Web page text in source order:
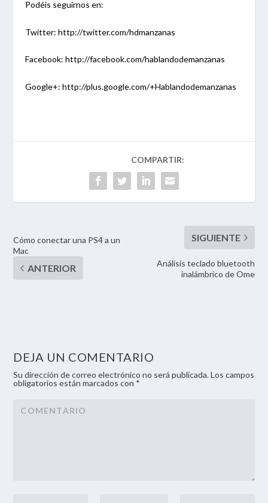
Podéis seguirnos en:
Twitter: http://twitter.com/hdmanzanas
Facebook: http://facebook.com/hablandodemanzanas
Google+: http://plus.google.com/+Hablandodemanzanas
Cómo conectar una PS4 a un
Mac
Análisis teclado bluetooth
inalámbrico de Ome
DEJA UN COMENTARIO
Su dirección de correo electrónico no será publicada. Los campos
obligatorios están marcados con *